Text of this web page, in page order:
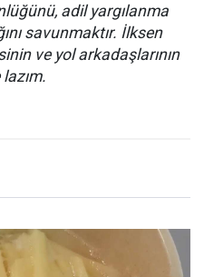
adil yargılanma
savunmaktır. İlksen
ve yol arkadaşlarının